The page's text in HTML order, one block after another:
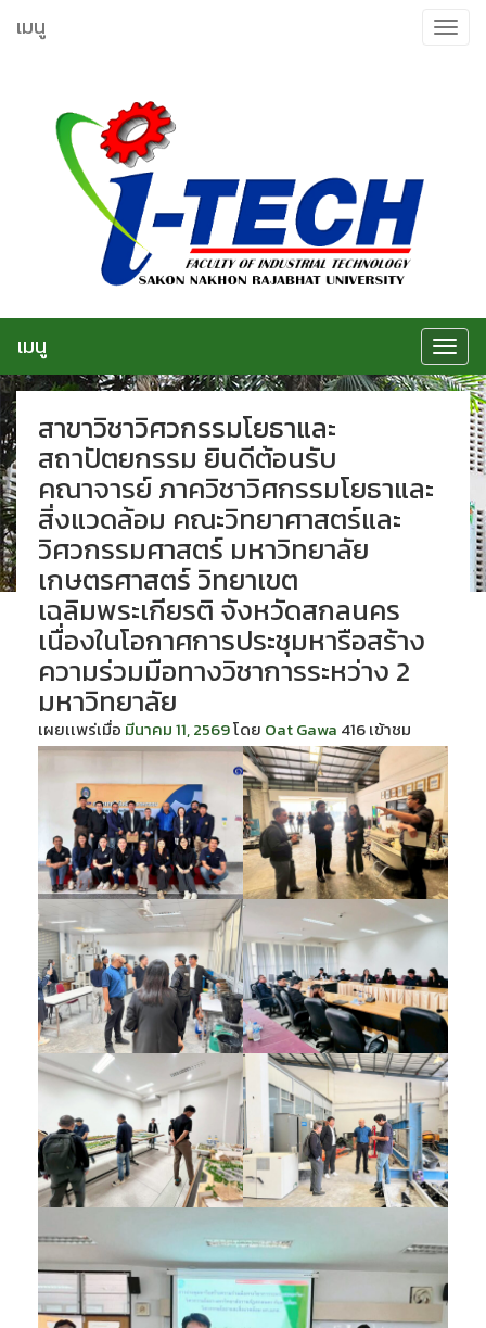
ไป
Toggle
เมนู
Toggle
เมนู
สาขาวิชาวิศวกรรมโยธาและ
สถาปัตยกรรม ยินดีต้อนรับ
คณาจารย์ ภาควิชาวิศกรรมโยธาและ
สิ่งแวดล้อม คณะวิทยาศาสตร์และ
วิศวกรรมศาสตร์ มหาวิทยาลัย
เกษตรศาสตร์ วิทยาเขต
เฉลิมพระเกียรติ จังหวัดสกลนคร
เนื่องในโอกาศการประชุมหารือสร้าง
ความร่วมมือทางวิชาการระหว่าง 2
มหาวิทยาลัย
เผยเเพร่เมื่อ มีนาคม 11, 2569โดย Oat Gawa 416 เข้าชม